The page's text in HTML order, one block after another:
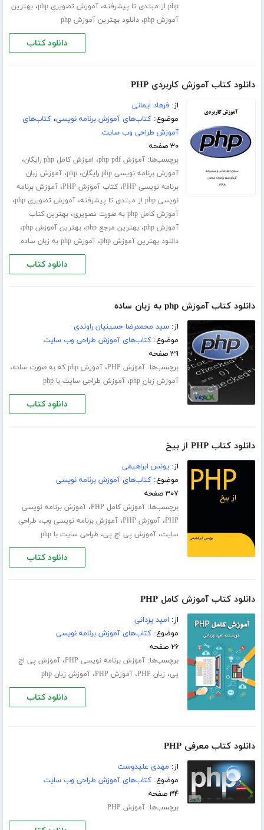
php از مبتدی تا پیشرفته
،آموزش تصویری php ،بهترین
آموزش php
،دانلود بهترین آموزش php
دانلود کتاب
دانلود کتاب آموزش کاربردی PHP
از:فرهاد ایمانی
موضوع:کتاب‌های آموزش برنامه نویسی،کتاب‌های
آموزش طراحی وب سایت
۳۰ صفحه
برچسب‌ها:آموزش php pdf ، اموزش کامل php رایگان ،
آموزش برنامه نویسی php رایگان ،php،آموزش زبان
برنامه نویسی PHP
،کتاب آموزش PHP ،آموزش برنامه
نویسی php از مبتدی تا پیشرفته
،آموزش تصویری php ،
آموزش کامل php به صورت تصویری ،بهترین کتاب
آموزش php
،بهترین مرجع php ،بهترین آموزش php ،
دانلود بهترین آموزش php ،آموزش php به زبان ساده
دانلود کتاب
دانلود کتاب آموزش php به زبان ساده
از:سید محمدرضا حسینیان راوندی
موضوع:کتاب‌های آموزش طراحی وب سایت
۳۹ صفحه
برچسب‌ها:آموزش PHP ،آموزش php که به صورت ساده ،
آموزش زبان php ،آموزش طراحی سایت با php
دانلود کتاب
دانلود کتاب PHP از بیخ
از:یونس ابراهیمی
موضوع:کتاب‌های آموزش برنامه نویسی
۳۰۷ صفحه
برچسب‌ها:آموزش کامل PHP ،آموزش برنامه نویسی
PHP،آموزش PHP ،آموزش برنامه نویسی وب، طراحی
سایت،آموزش پی اچ پی، طراحی سایت با php
دانلود کتاب
دانلود کتاب آموزش کامل PHP
از: امید یزدانی
موضوع:کتاب‌های آموزش برنامه نویسی
۲۶ صفحه
برچسب‌ها:آموزش برنامه نویسی PHP ،آموزش پی اچ
پی، زبان PHP ،آموزش PHP ،آموزش زبان php
دانلود کتاب
دانلود کتاب معرفی PHP
از: مهدی علیدوست
موضوع:کتاب‌های آموزش طراحی وب سایت
۳۴ صفحه
برچسب‌ها:آموزش PHP